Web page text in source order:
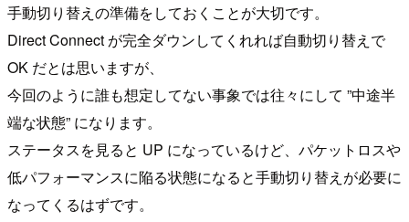
手動切り替えの準備をしておくことが大切です。
Direct Connect が完全ダウンしてくれれば自動切り替えで
OK だとは思いますが、
今回のように誰も想定してない事象では往々にして ”中途半
端な状態” になります。
ステータスを見ると UP になっているけど、パケットロスや
低パフォーマンスに陥る状態になると手動切り替えが必要に
なってくるはずです。